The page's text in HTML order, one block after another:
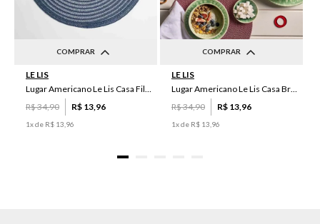
COMPRAR
LE LIS
Lugar Americano Le Lis Casa Filipa
R$34,90 R$ 13 96
1x de R$ 13 96
COMPRAR
LE LIS
Lugar Americano Le Lis Casa Brenda
R$34,90 R$ 13 96
1x de R$ 13 96